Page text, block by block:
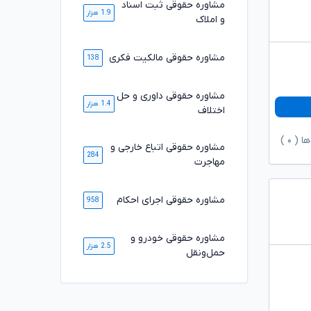
( ۰
مشاوره حقوقی ثبت اسناد
و املاک
1.9 هزار
مشاوره حقوقی مالکیت فکری 138
مشاوره حقوقی داوری و حل
اختلاف
1.4 هزار
مشاوره حقوقی اتباع خارجی و
مهاجرت
284
مشاوره حقوقی اجرای احکام 958
مشاوره حقوقی خودرو و
حمل‌ونقل
2.5 هزار